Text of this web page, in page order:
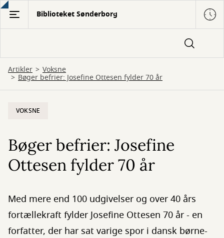
Gå
hovedindhold
Biblioteket Sønderborg
Artikler Voksne
Bøger befrier: Josefine Ottesen fylder 70 år
VOKSNE
Bøger befrier: Josefine
Ottesen fylder 70 år
Med mere end 100 udgivelser og over 40 års
fortællekraft fylder Josefine Ottesen 70 år - en
forfatter, der har sat varige spor i dansk børne-